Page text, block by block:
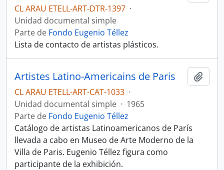
CL ARAU ETELL-ART-DTR-1397 ·
Unidad documental simple
Parte de Fondo Eugenio Téllez
Lista de contacto de artistas plásticos.
Artistes Latino-Americains de Paris
CL ARAU ETELL-ART-CAT-1033 ·
Unidad documental simple · 1965
Parte de Fondo Eugenio Téllez
Catálogo de artistas Latinoamericanos de París
llevada a cabo en Museo de Arte Moderno de la
Villa de Paris. Eugenio Téllez figura como
participante de la exhibición.